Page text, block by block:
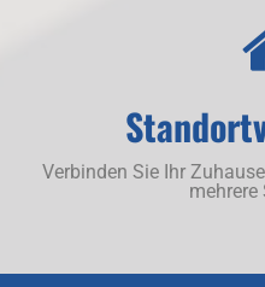
Verbinden Sie Ihr
mehrere